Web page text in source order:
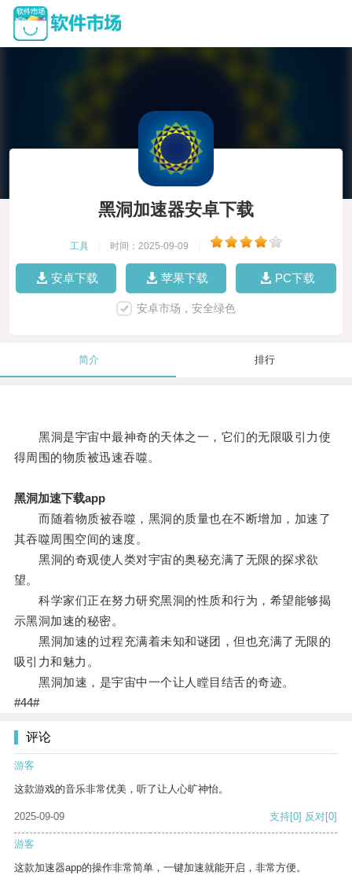
黑洞加速器安卓下载
工具 时间：2025-09-09
安卓下载 苹果下载 PC下载
安卓市场，安全绿色
简介 排行
黑洞是宇宙中最神奇的天体之一，它们的无限吸引力使
得周围的物质被迅速吞噬。
黑洞加速下载app
而随着物质被吞噬，黑洞的质量也在不断增加，加速了
其吞噬周围空间的速度。
黑洞的奇观使人类对宇宙的奥秘充满了无限的探求欲
望。
科学家们正在努力研究黑洞的性质和行为，希望能够揭
示黑洞加速的秘密。
黑洞加速的过程充满着未知和谜团，但也充满了无限的
吸引力和魅力。
黑洞加速，是宇宙中一个让人瞠目结舌的奇迹。
#44#
评论
游客
这款游戏的音乐非常优美，听了让人心旷神怡。
2025-09-09 支持[0] 反对[0]
游客
这款加速器app的操作非常简单，一键加速就能开启，非常方便。